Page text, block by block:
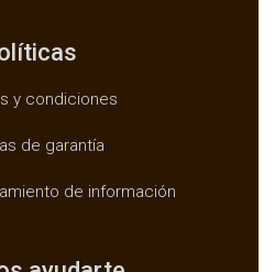
y condiciones
de garantía
de información